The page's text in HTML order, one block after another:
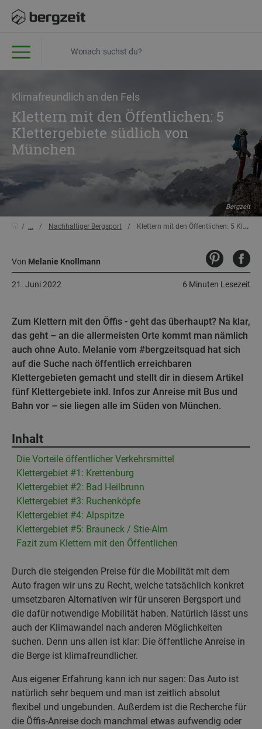
Klimafreundlich an den Fels
Klettern mit den Öffentlichen: 5
Klettergebiete südlich von
München
Bergzeit
... Nachhaltiger Bergsport Klettern mit den Öffentlichen: 5
Von Melanie Knollmann
6 Minuten Lesezeit
21. Juni 2022
Zum Klettern mit den Öffis - geht das überhaupt? Na klar,
das geht – an die allermeisten Orte kommt man nämlich
auch ohne Auto. Melanie vom #bergzeitsquad hat sich
auf die Suche nach öffentlich erreichbaren
Klettergebieten gemacht und stellt dir in diesem Artikel
fünf Klettergebiete inkl. Infos zur Anreise mit Bus und
Bahn vor – sie liegen alle im Süden von München.
Inhalt
Die Vorteile öffentlicher Verkehrsmittel
Klettergebiet #1: Krettenburg
Klettergebiet #2: Bad Heilbrunn
Klettergebiet #3: Ruchenköpfe
Klettergebiet #4: Alpspitze
Klettergebiet #5: Brauneck / Stie-Alm
Fazit zum Klettern mit den Öffentlichen
Durch die steigenden Preise für die Mobilität mit dem
Auto fragen wir uns zu Recht, welche tatsächlich konkret
umsetzbaren Alternativen wir für unseren Bergsport und
die dafür notwendige Mobilität haben. Natürlich lässt uns
auch der Klimawandel nach anderen Möglichkeiten
suchen. Denn uns allen ist klar: Die öffentliche Anreise in
die Berge ist klimafreundlicher.
Aus eigener Erfahrung kann ich nur sagen: Das Auto ist
natürlich sehr bequem und man ist zeitlich absolut
flexibel und ungebunden. Außerdem ist die Recherche für
die Öffis-Anreise doch manchmal etwas aufwendig oder